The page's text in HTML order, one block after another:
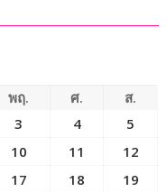
พฤ. ศ.
ส.
3 4
5
10 11
12
17 18
19